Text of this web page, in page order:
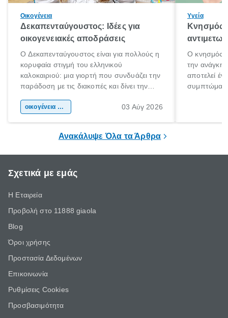
Οικογένεια
Δεκαπενταύγουστος: Ιδέες για
οικογενειακές αποδράσεις
Ο Δεκαπενταύγουστος είναι για πολλούς η
κορυφαία στιγμή του ελληνικού
καλοκαιριού: μια γιορτή που συνδυάζει την
παράδοση με τις διακοπές και δίνει την
χώρας. Είτε πρόκειται για λίγες μέρες
οικογένεια & παιδί 03 Αύγ 2026
Υγεία
Κνησμός:
Ο κνησμός
την ανάγκη
αποτελεί
Ανακάλυψε Όλα τα Άρθρα
Σχετικά με εμάς
Η Εταιρεία
Προβολή στο 11888 giaola
Blog
Όροι χρήσης
Προστασία Δεδομένων
Επικοινωνία
Ρυθμίσεις Cookies
Προσβασιμότητα